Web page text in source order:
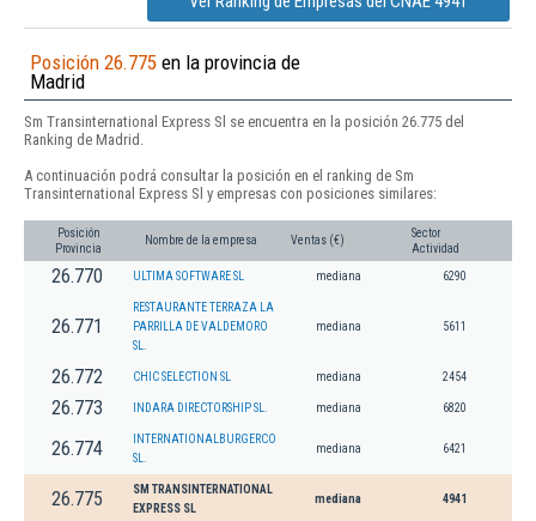
Posición 26.775 en la provincia de
Madrid
Sm Transinternational Express Sl se encuentra en la posición 26.775 del
Ranking de Madrid.
A continuación podrá consultar la posición en el ranking de Sm
Transinternational Express Sl y empresas con posiciones similares:
Posición
Provincia
Nombre de la empresa Ventas (€)
Sector
Actividad
26.770 ULTIMA SOFTWARE SL mediana 6290
26.771
RESTAURANTE TERRAZA LA
PARRILLA DE VALDEMORO
SL.
mediana 5611
26.772 CHIC SELECTION SL mediana 2454
26.773 INDARA DIRECTORSHIP SL. mediana 6820
26.774
INTERNATIONALBURGERCO
SL.
mediana 6421
26.775
SM TRANSINTERNATIONAL
EXPRESS SL
mediana 4941